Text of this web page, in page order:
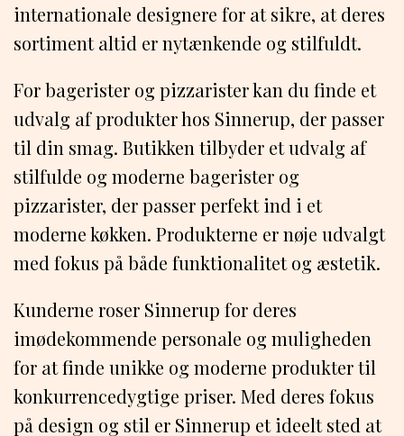
internationale designere for at sikre, at deres
sortiment altid er nytænkende og stilfuldt.
For bagerister og pizzarister kan du finde et
udvalg af produkter hos Sinnerup, der passer
til din smag. Butikken tilbyder et udvalg af
stilfulde og moderne bagerister og
pizzarister, der passer perfekt ind i et
moderne køkken. Produkterne er nøje udvalgt
med fokus på både funktionalitet og æstetik.
Kunderne roser Sinnerup for deres
imødekommende personale og muligheden
for at finde unikke og moderne produkter til
konkurrencedygtige priser. Med deres fokus
på design og stil er Sinnerup et ideelt sted at